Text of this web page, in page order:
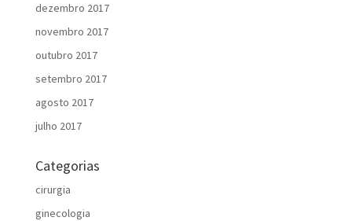
dezembro 2017
novembro 2017
outubro 2017
setembro 2017
agosto 2017
julho 2017
Categorias
cirurgia
ginecologia